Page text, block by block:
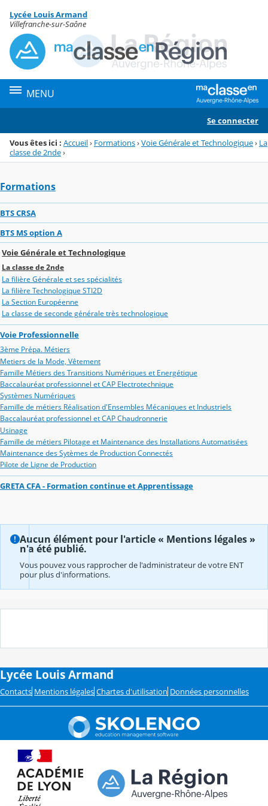
Menu de la rubrique
Contenu
Lycée Louis Armand
Villefranche-sur-Saône
MENU
Se connecter
Vous êtes ici : Accueil› Formations›Voie Générale et Technologique› La
classe de 2nde›
Formations
BTS CRSA
BTS MS option A
Voie Générale et Technologique
La classe de 2nde
La filière Générale et ses spécialités
La filière Technologique STI2D
La Section Européenne
La classe de seconde générale très technologique
Voie Professionnelle
3ème Prépa. Métiers
Metiers de la Mode, Vêtement
Famille Métiers des Transitions Numériques et Energétique
Baccalauréat professionnel et CAP Electrotechnique
Systèmes Numériques
Famille de métiers Réalisation d'Ensembles Mécaniques et Industriels
Baccalauréat professionnel et CAP Chaudronnerie
Usinage
Famille de métiers Pilotage et Maintenance des Installations Automatisées
Maintenance des Sytèmes de Production Connectés
Pilote de Ligne de Production
GRETA CFA - Formation continue et Apprentissage
Aucun élément pour l'article « Mentions légales »
n'a été publié.
Vous pouvez vous rapprocher de l'administrateur de votre ENT
pour plus d'informations.
Lycée Louis Armand
Contacts Mentions légales Chartes d'utilisation Données personnelles